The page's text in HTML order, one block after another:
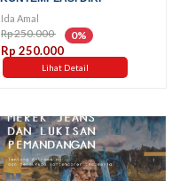
Ida Amal
Rp 250.000 0%
Rp 250.000
Lihat Detail